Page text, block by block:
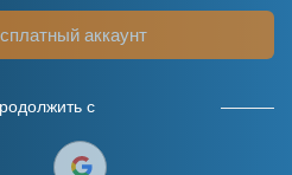
аккаунт
с